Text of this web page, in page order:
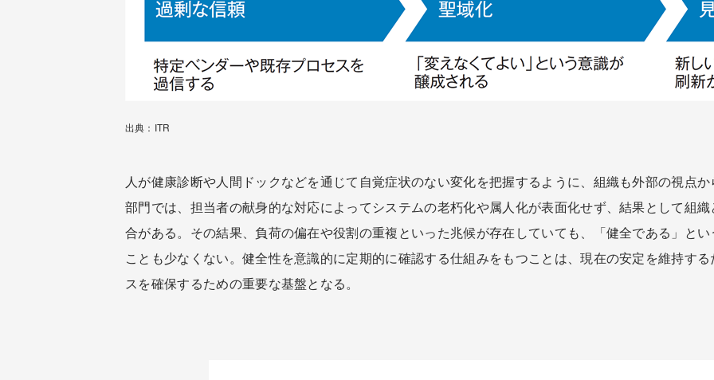
出典：ITR
人が健康診断や人間ドックなどを通じて自覚症状のない変化を把握するように、組織も外部の視点
部門では、担当者の献身的な対応によってシステムの老朽化や属人化が表面化せず、結果として組
合がある。その結果、負荷の偏在や役割の重複といった兆候が存在していても、「健全である」と
ことも少なくない。健全性を意識的に定期的に確認する仕組みをもつことは、現在の安定を維持す
スを確保するための重要な基盤となる。